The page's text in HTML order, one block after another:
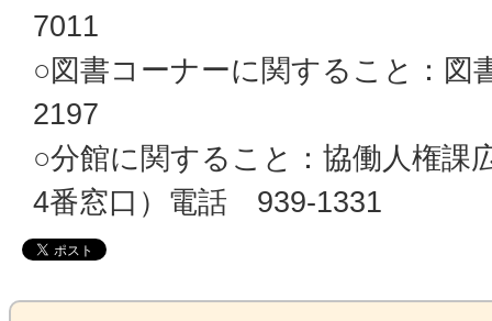
7011
○図書コーナーに関すること：
2197
○分館に関すること：協働人権課
4番窓口）電話 939-1331